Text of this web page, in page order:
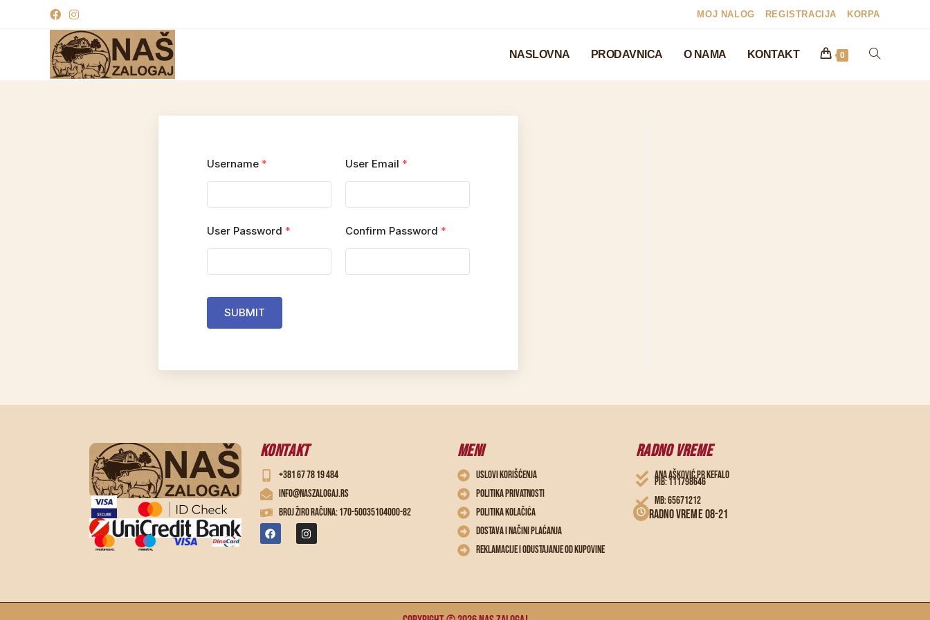
MOJ NALOG REGISTRACIJA KORPA
NASLOVNA PRODAVNICA O NAMA KONTAKT 0
Username * User Email *
User Password * Confirm Password *
SUBMIT
KONTAKT
+381 67 78 19 484
info@naszalogaj.rs
Broj žiro računa: 170-50035104000-82
MENI
Uslovi korišćenja
Politika privatnosti
Politika kolačića
Dostava i načini plaćanja
Reklamacije i odustajanje od kupovine
RADNO VREME
ANA AŠKOVIĆ PR KEFALO
PIB: 111798646
MB: 65671212
Radno vreme 08-21